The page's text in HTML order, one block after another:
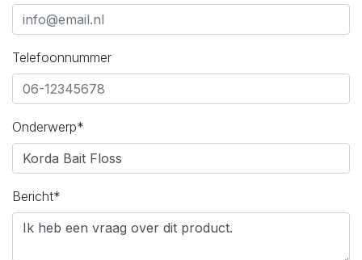
Telefoonnummer
Onderwerp*
Bericht*